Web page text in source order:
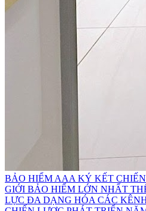
BẢO HIỂM AAA KÝ KẾT
GIỚI BẢO HIỂM LỚN NHẤT
LỰC ĐA DẠNG HÓA CÁC